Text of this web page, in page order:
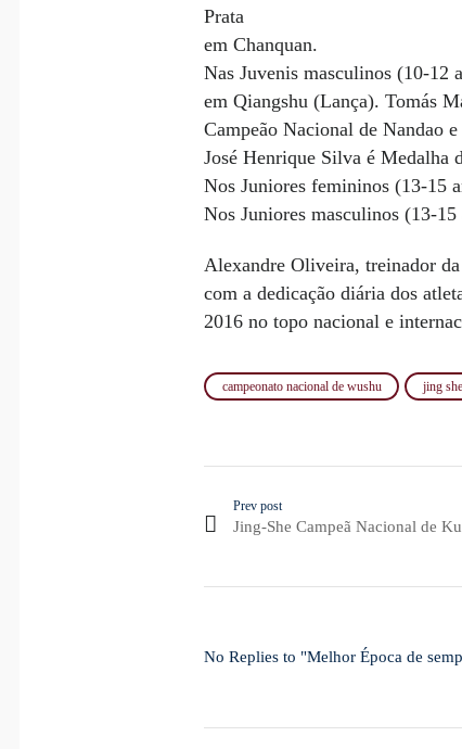
Prata
em Chanquan.
Nas Juvenis masculinos (10-12
em Qiangshu (Lança). Tomás
Campeão Nacional de Nandao
José Henrique Silva é Medalha
Nos Juniores femininos (13-15
Nos Juniores masculinos (13-
Alexandre Oliveira, treinador
com a dedicação diária dos
2016 no topo nacional e
campeonato nacional de wushu jing she
Prev post
Jing-She Campeã Nacional de
No Replies to "Melhor Época de